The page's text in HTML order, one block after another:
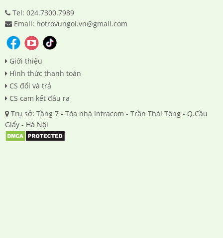
Tel: 024.7300.7989
Email: hotrovungoi.vn@gmail.com
Giới thiệu
Hình thức thanh toán
CS đổi và trả
CS cam kết đầu ra
Trụ sở: Tầng 7 - Tòa nhà Intracom - Trần Thái Tông - Q.Cầu
Giấy - Hà Nội